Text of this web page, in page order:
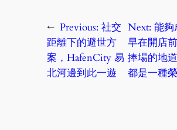
← Previous: 社交
距離下的避世方
案，HafenCity 易
北河邊到此一遊
Next: 能夠
早在開店
捧場的地
都是一種